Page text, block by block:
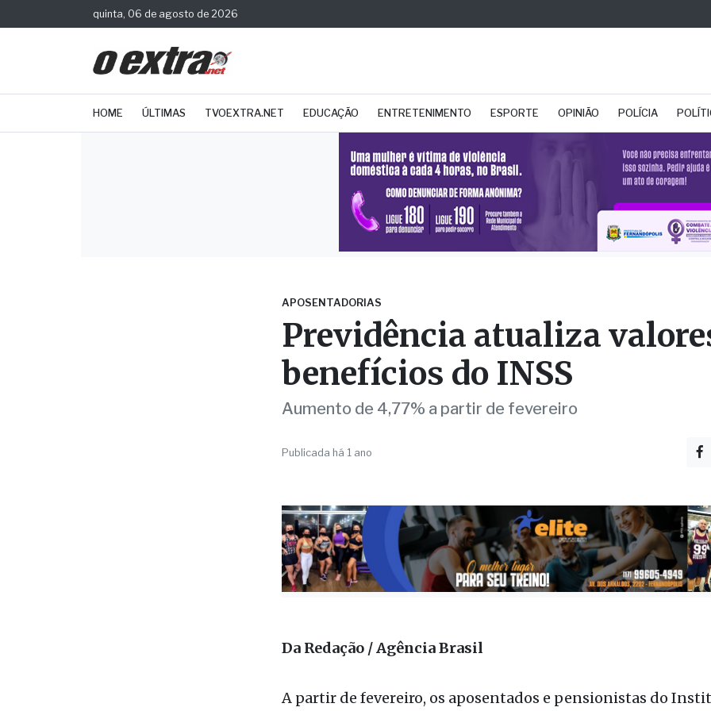
quinta, 06 de agosto de 2026
HOME ÚLTIMAS TVOEXTRA.NET EDUCAÇÃO ENTRETENIMENTO ESPORTE OPINIÃO POLÍCIA
Previdência atualiza
benefícios do INSS
Aumento de 4,77% a partir de fevereiro
Da Redação / Agência Brasil
A partir de fevereiro, os aposentados e pensionistas do